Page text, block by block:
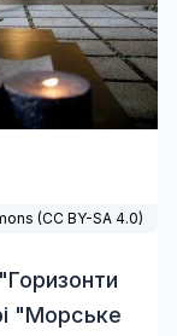
(CC BY-SA 4.0)
"Морське